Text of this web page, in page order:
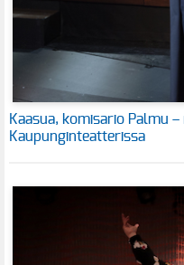
Kaasua, komisario Palmu
Kaupunginteatterissa